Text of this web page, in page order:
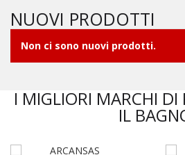
NUOVI PRODOTTI
Non ci sono nuovi prodotti.
I MIGLIORI MARCHI DI
IL